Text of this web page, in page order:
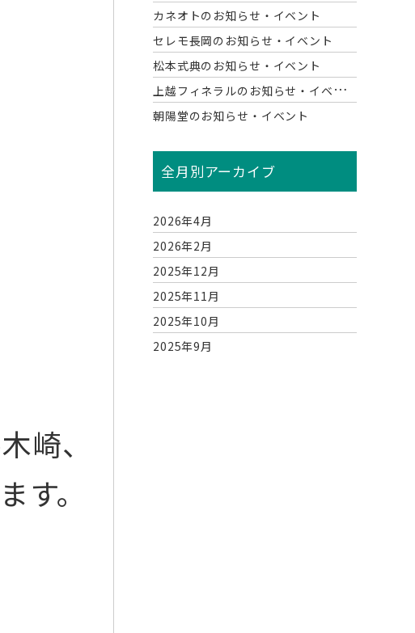
崎、
す。
カネオトのお知らせ・イベント
セレモ長岡のお知らせ・イベント
松本式典のお知らせ・イベント
上
越フィネラルのお知らせ・イベント
朝陽堂のお知らせ・イベント
全月別アーカイブ
2026年4月
2026年2月
2025年12月
2025年11月
2025年10月
2025年9月